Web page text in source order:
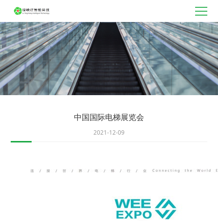
中国国际电梯展览会
2021-12-09